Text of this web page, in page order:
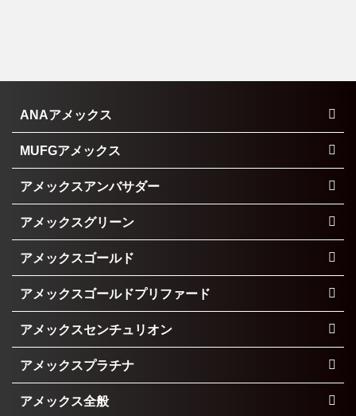
ANAアメックス
MUFGアメックス
アメックスアンバサダー
アメックスグリーン
アメックスゴールド
アメックスゴールドプリファード
アメックスセンチュリオン
アメックスプラチナ
アメックス全般